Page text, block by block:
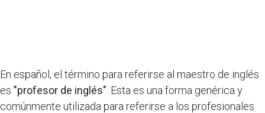
En español, el término para referirse al maestro de inglés
es "profesor de inglés" . Esta es una forma genérica y
comúnmente utilizada para referirse a los profesionales